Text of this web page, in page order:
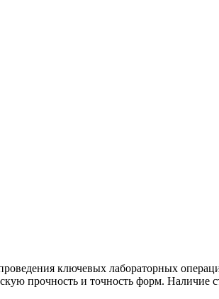
ключевых лабораторных
прочность и точность форм. Наличие